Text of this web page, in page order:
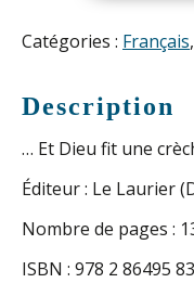
Dieu
une
crèche
(E.
Monasterio)
Catégories : Français,
Description
… Et Dieu fit une
Éditeur : Le Laurier
Nombre de pages :
ISBN : 978 2 86495